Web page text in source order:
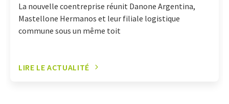
La nouvelle coentreprise réunit Danone Argentina,
Mastellone Hermanos et leur filiale logistique
commune sous un même toit
LIRE LE ACTUALITÉ